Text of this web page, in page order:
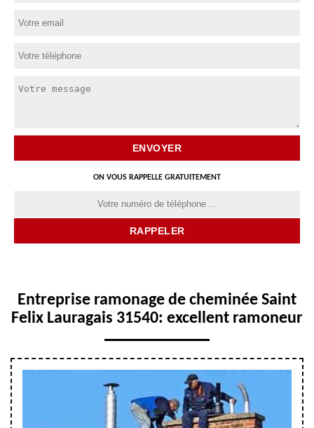
ON VOUS RAPPELLE GRATUITEMENT
Entreprise ramonage de cheminée Saint
Felix Lauragais 31540: excellent ramoneur